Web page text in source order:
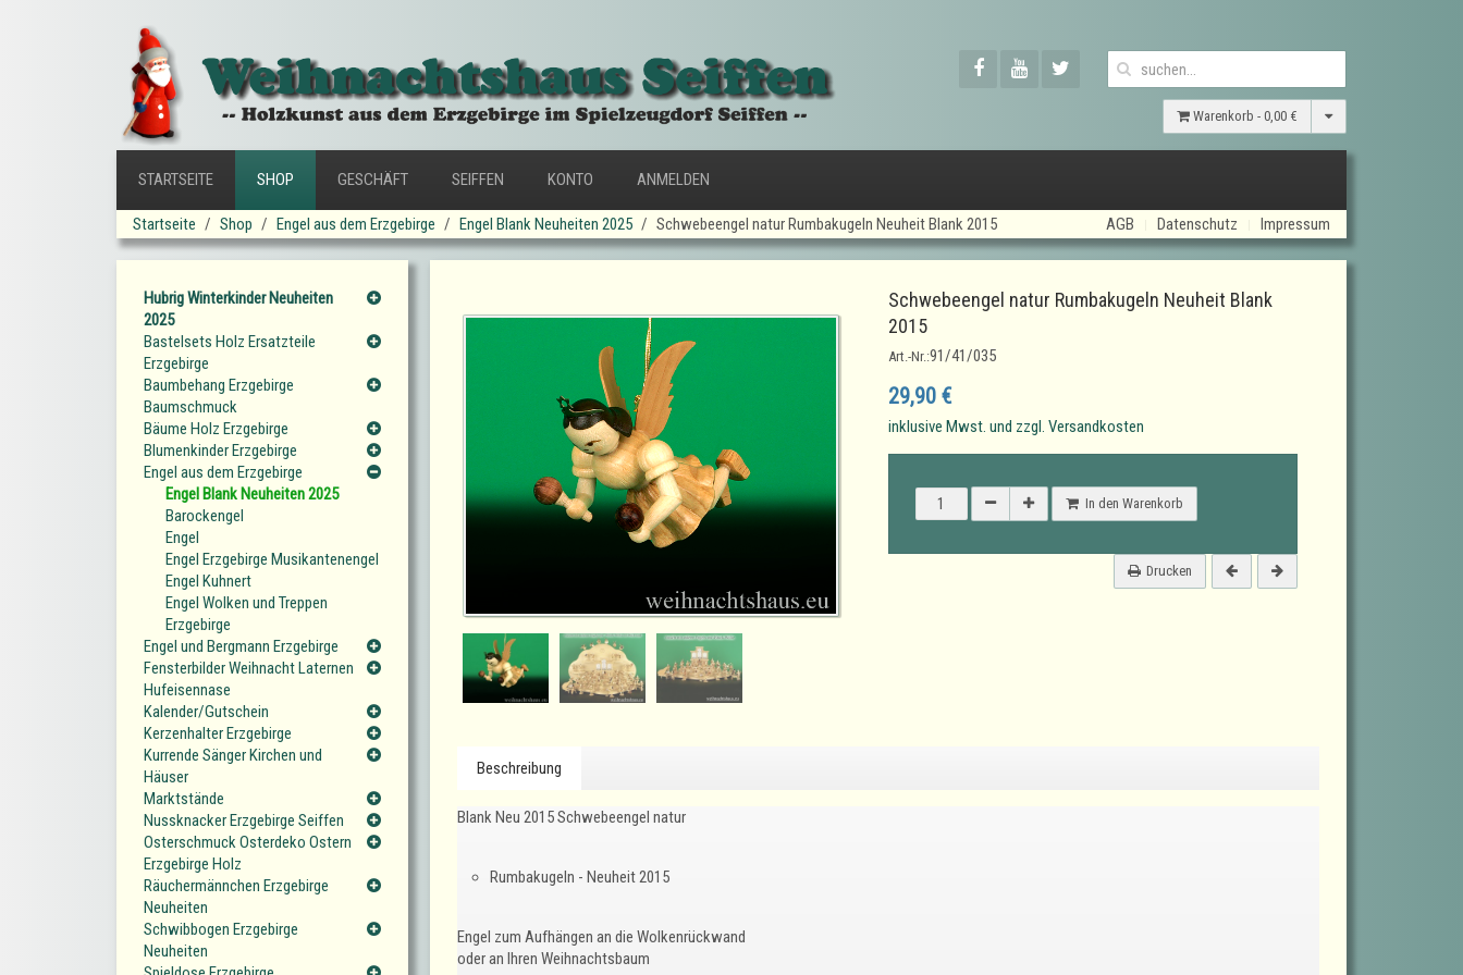
Warenkorb - 0,00 €
STARTSEITE SHOP GESCHÄFT SEIFFEN KONTO ANMELDEN
Startseite Shop Engel aus dem Erzgebirge Engel Blank Neuheiten 2025 Schwebeengel natur Rumbakugeln Neuheit Blank 2015 AGB Datenschutz Impressum
Schwebeengel natur Rumbakugeln Neuheit Blank
2015
Art.-Nr.:91/41/035
29,90 €
inklusive Mwst. und zzgl. Versandkosten
In den Warenkorb
Drucken
Beschreibung
Blank Neu 2015 Schwebeengel natur
Rumbakugeln - Neuheit 2015
Engel zum Aufhängen an die Wolkenrückwand
oder an Ihren Weihnachtsbaum
Hubrig Winterkinder Neuheiten
2025
Bastelsets Holz Ersatzteile
Erzgebirge
Baumbehang Erzgebirge
Baumschmuck
Bäume Holz Erzgebirge
Blumenkinder Erzgebirge
Engel aus dem Erzgebirge
Engel Blank Neuheiten 2025
Barockengel
Engel
Engel Erzgebirge Musikantenengel
Engel Kuhnert
Engel Wolken und Treppen
Erzgebirge
Engel und Bergmann Erzgebirge
Fensterbilder Weihnacht Laternen
Hufeisennase
Kalender/Gutschein
Kerzenhalter Erzgebirge
Kurrende Sänger Kirchen und
Häuser
Marktstände
Nussknacker Erzgebirge Seiffen
Osterschmuck Osterdeko Ostern
Erzgebirge Holz
Räuchermännchen Erzgebirge
Neuheiten
Schwibbogen Erzgebirge
Neuheiten